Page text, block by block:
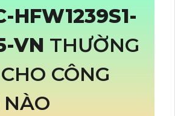
HFW1239S1-
VN THƯỜNG
CÔNG